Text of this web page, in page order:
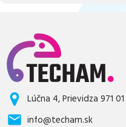
Lúčna 4, Prievidza 971 01
info@techam.sk